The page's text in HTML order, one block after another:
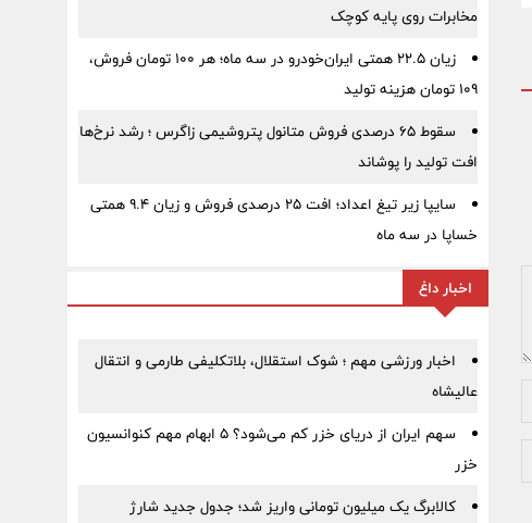
مخابرات روی پایه کوچک
زیان ۲۲.۵ همتی ایران‌خودرو در سه ماه؛ هر ۱۰۰ تومان فروش،
۱۰۹ تومان هزینه تولید
سقوط ۶۵ درصدی فروش متانول پتروشیمی زاگرس ؛ رشد نرخ‌ها
افت تولید را پوشاند
سایپا زیر تیغ اعداد؛ افت ۲۵ درصدی فروش و زیان ۹.۴ همتی
خساپا در سه ماه
اخبار داغ
اخبار ورزشی مهم ؛ شوک استقلال، بلاتکلیفی طارمی و انتقال
عالیشاه
سهم ایران از دریای خزر کم می‌شود؟ ۵ ابهام مهم کنوانسیون
خزر
کالابرگ یک میلیون تومانی واریز شد؛ جدول جدید شارژ